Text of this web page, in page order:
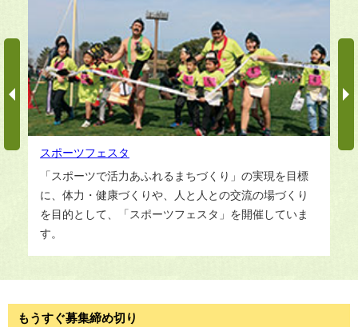
スポーツフェスタ
「スポーツで活力あふれるまちづくり」の実現を目標
に、体力・健康づくりや、人と人との交流の場づくり
を目的として、「スポーツフェスタ」を開催していま
す。
もうすぐ募集締め切り